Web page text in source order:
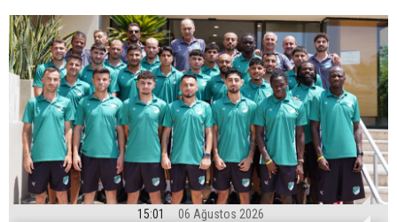
15:01 06 Ağustos 2026